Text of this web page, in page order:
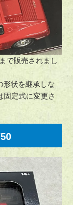
で販売されまし
形状を継承しな
固定式に変更さ